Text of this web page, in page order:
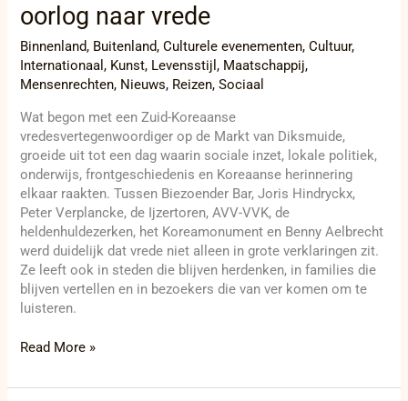
oorlog naar vrede
Binnenland, Buitenland,Culturele evenementen,Cultuur,
Internationaal, Kunst, Levensstijl, Maatschappij,
Mensenrechten, Nieuws, Reizen,Sociaal
Wat begon met een Zuid-Koreaanse
vredesvertegenwoordiger op de Markt van Diksmuide,
groeide uit tot een dag waarin sociale inzet, lokale politiek,
onderwijs, frontgeschiedenis en Koreaanse herinnering
elkaar raakten. Tussen Biezoender Bar, Joris Hindryckx,
Peter Verplancke, de Ijzertoren, AVV-VVK, de
heldenhuldezerken, het Koreamonument en Benny Aelbrecht
werd duidelijk dat vrede niet alleen in grote verklaringen zit.
Ze leeft ook in steden die blijven herdenken, in families die
blijven vertellen en in bezoekers die van ver komen om te
luisteren.
Read More »